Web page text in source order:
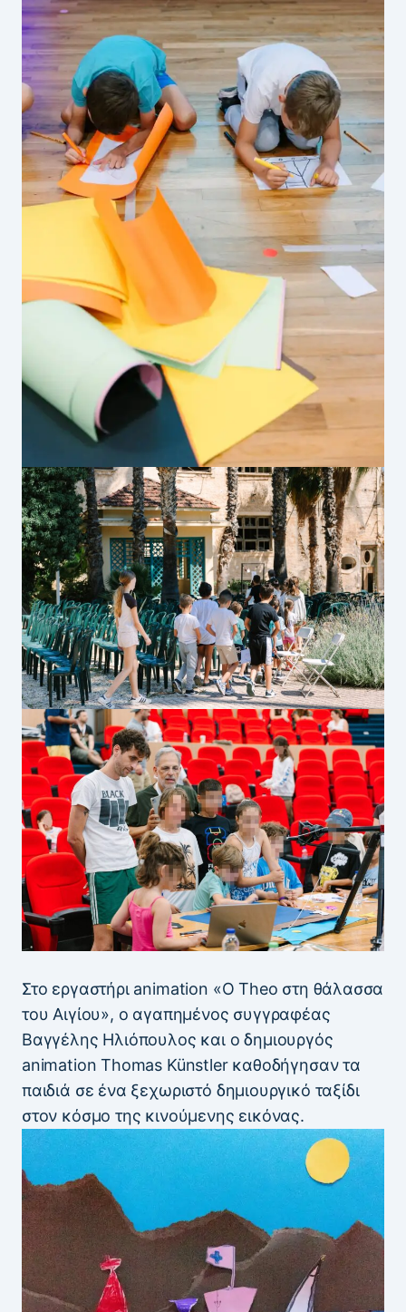
Στο εργαστήρι animation «Ο Theo στη θάλασσα
του Αιγίου», ο αγαπημένος συγγραφέας
Βαγγέλης Ηλιόπουλος και ο δημιουργός
animation Thomas Künstler καθοδήγησαν τα
παιδιά σε ένα ξεχωριστό δημιουργικό ταξίδι
στον κόσμο της κινούμενης εικόνας.